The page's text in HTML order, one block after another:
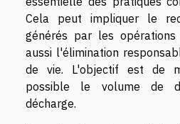
Cela peut impliquer le
générés par les
aussi l'élimination
de vie. L'objectif est de
possible le volume de
décharge.